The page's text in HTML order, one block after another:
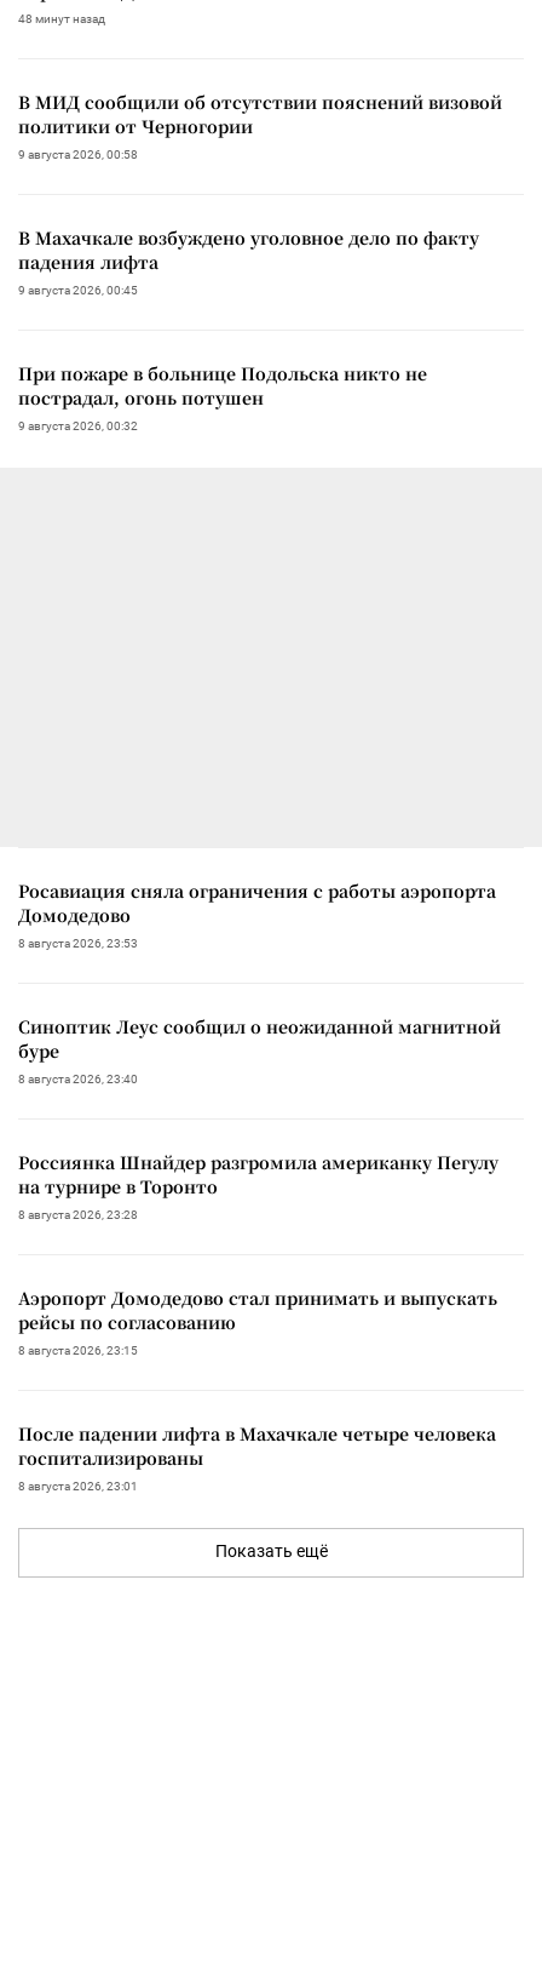
48 минут назад
В МИД сообщили об отсутствии пояснений визовой
политики от Черногории
9 августа 2026, 00:58
В Махачкале возбуждено уголовное дело по факту
падения лифта
9 августа 2026, 00:45
При пожаре в больнице Подольска никто не
пострадал, огонь потушен
9 августа 2026, 00:32
Росавиация сняла ограничения с работы аэропорта
Домодедово
8 августа 2026, 23:53
Синоптик Леус сообщил о неожиданной магнитной
буре
8 августа 2026, 23:40
Россиянка Шнайдер разгромила американку Пегулу
на турнире в Торонто
8 августа 2026, 23:28
Аэропорт Домодедово стал принимать и выпускать
рейсы по согласованию
8 августа 2026, 23:15
После падении лифта в Махачкале четыре человека
госпитализированы
8 августа 2026, 23:01
Показать ещё